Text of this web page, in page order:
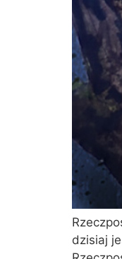
dzisiaj